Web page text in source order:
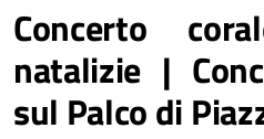
Concerto
natalizie |
sul Palco di